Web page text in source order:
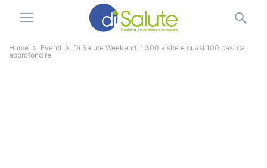
Home Eventi
Dì Salute Weekend: 1.300 visite e quasi 100 casi da
approfondire